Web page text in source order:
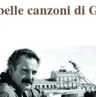
canzoni di